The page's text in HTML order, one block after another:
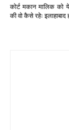
कोर्ट मकान मालिक को
की वो कैसे रहेः इलाहाबाद